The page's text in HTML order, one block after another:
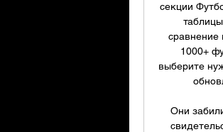
секции
сравнение
1000+
выберите
Они